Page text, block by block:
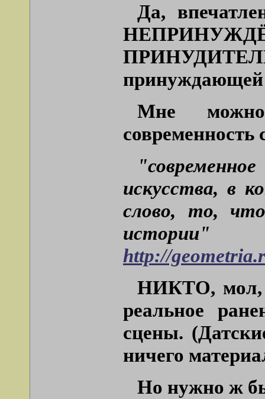
Да,
принуждающей
Мне
современность
искусства, в
слово, то,
http://
НИКТО, мол,
реальное
сцены.
ничего
Но нужно ж